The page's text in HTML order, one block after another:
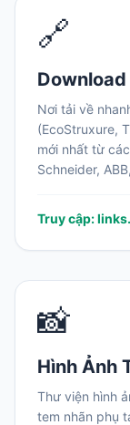
🔗
Nơi tải về
(EcoStruxure,
mới nhất từ
Schneider,
Truy cập:
📸
Hình Ảnh
Thư viện hình
tem nhãn phụ